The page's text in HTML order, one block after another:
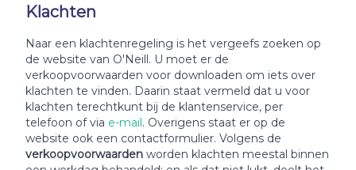
Klachten
Naar een klachtenregeling is het vergeefs zoeken op
de website van O'Neill. U moet er de
verkoopvoorwaarden voor downloaden om iets over
klachten te vinden. Daarin staat vermeld dat u voor
klachten terechtkunt bij de klantenservice, per
telefoon of via e-mail. Overigens staat er op de
website ook een contactformulier. Volgens de
verkoopvoorwaarden worden klachten meestal binnen